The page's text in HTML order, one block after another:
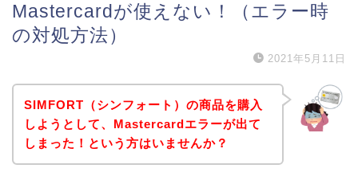
Mastercardが使えない！（エラー時
の対処方法）
2021年5月11日
SIMFORT（シンフォート）の商品を購入
しようとして、Mastercardエラーが出て
しまった！という方はいませんか？